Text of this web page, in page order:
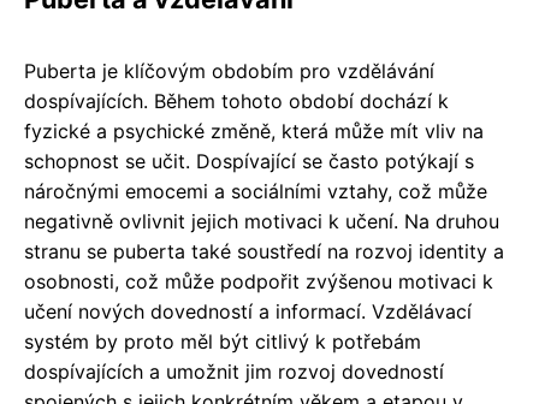
Puberta je klíčovým obdobím pro vzdělávání
dospívajících. Během tohoto období dochází k
fyzické a psychické změně, která může mít vliv na
schopnost se učit. Dospívající se často potýkají s
náročnými emocemi a sociálními vztahy, což může
negativně ovlivnit jejich motivaci k učení. Na druhou
stranu se puberta také soustředí na rozvoj identity a
osobnosti, což může podpořit zvýšenou motivaci k
učení nových dovedností a informací. Vzdělávací
systém by proto měl být citlivý k potřebám
dospívajících a umožnit jim rozvoj dovedností